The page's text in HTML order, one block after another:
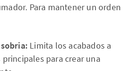
Para mantener un orden
Limita los acabados a
para crear una